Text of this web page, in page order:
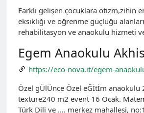
Farklı gelişen çocuklara otizm,zihin
eksikliği ve öğrenme güçlüğü
rehabilitasyon ve anaokulu hizmeti
Egem Anaokulu
https://eco-nova.it/egem-
Özel gÜlÜnce Özel eĞİtİm anaokulu
texture240 m2 event 16 Ocak.
Türk Dili ve …. merkez mahallesi,